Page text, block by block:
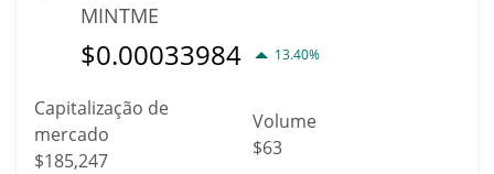
MINTME
$0.00033984 13.40%
Capitalização de
mercado
$185,247
Volume
$63